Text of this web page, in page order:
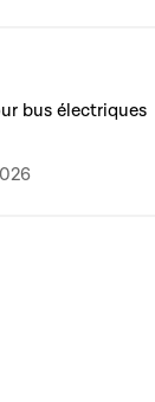
bus électriques